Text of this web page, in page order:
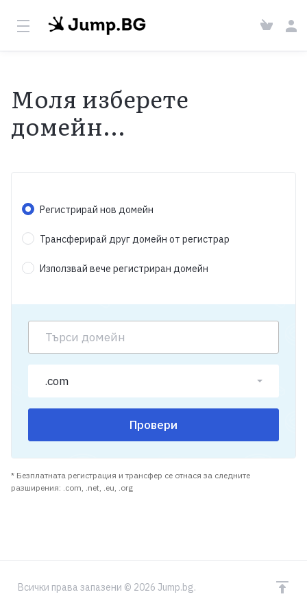
Моля изберете
домейн...
Регистрирай нов домейн
Трансферирай друг домейн от регистрар
Използвай вече регистриран домейн
.com
Провери
* Безплатната регистрация и трансфер се отнася за следните
разширения: .com, .net, .eu, .org
0 избрани домейн(и) Продължи
Всички права запазени © 2026 Jump.bg.